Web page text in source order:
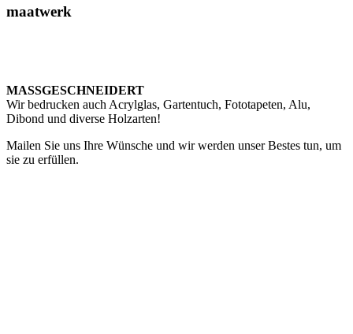
maatwerk
MASSGESCHNEIDERT
Wir bedrucken auch Acrylglas, Gartentuch, Fototapeten, Alu,
Dibond und diverse Holzarten!
Mailen Sie uns Ihre Wünsche und wir werden unser Bestes tun, um
sie zu erfüllen.